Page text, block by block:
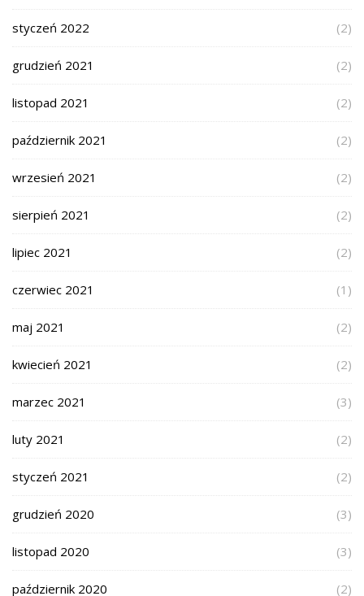
styczeń 2022 (2)
grudzień 2021 (2)
listopad 2021 (2)
październik 2021 (2)
wrzesień 2021 (2)
sierpień 2021 (2)
lipiec 2021 (2)
czerwiec 2021 (1)
maj 2021 (2)
kwiecień 2021 (2)
marzec 2021 (3)
luty 2021 (2)
styczeń 2021 (2)
grudzień 2020 (3)
listopad 2020 (3)
październik 2020 (2)